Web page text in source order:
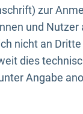
zur
und
nicht an
dies
Angabe